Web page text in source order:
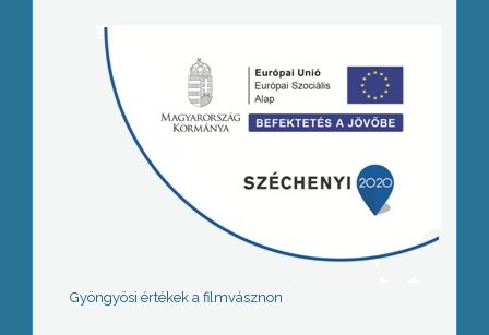
Gyöngyösi értékek a filmvásznon